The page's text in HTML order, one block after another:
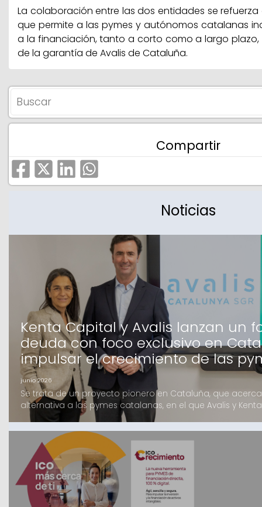
La colaboración entre las dos entidades se
que permite a las pymes y autónomos catalanas
a la financiación, tanto a corto como a largo
de la garantía de Avalis de Cataluña.
Compartir
Noticias
Kenta Capital y Avalis lanzan un
deuda con foco exclusivo en
impulsar el crecimiento de las
junio 2026
Se trata de un proyecto pionero en Cataluña, que
alternativa a las pymes catalanas, en el que Avalis y
trabajando varios meses y que cuenta con el apoyo de
tanto Family Offices como Institucionales,
que ofrecerá financiación de hasta 4 millones d